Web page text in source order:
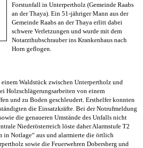
Forstunfall in Unterpertholz (Gemeinde Raabs
an der Thaya). Ein 51-jähriger Mann aus der
Gemeinde Raabs an der Thaya erlitt dabei
schwere Verletzungen und wurde mit dem
Notarzthubschrauber ins Krankenhaus nach
Horn geflogen.
Waldstück zwischen Unterpertholz und
Holzschlägerungsarbeiten von einem
und zu Boden geschleudert. Ersthelfer konnten
die Einsatzkräfte. Bei der Notrufmeldung
die genaueren Umstände des Unfalls nicht
Niederösterreich löste daher Alarmstufe T2
in Notlage“ aus und alarmierte die örtlich
sowie die Feuerwehren Dobersberg und